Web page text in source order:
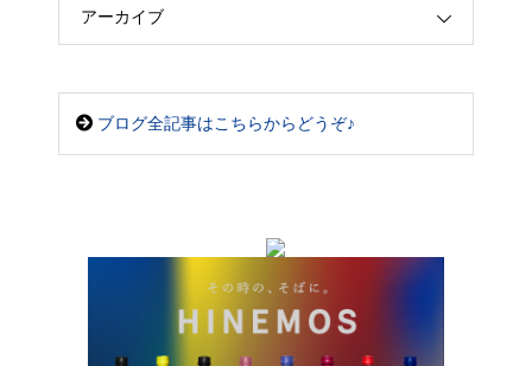
アーカイブ
ブログ全記事はこちらからどうぞ♪